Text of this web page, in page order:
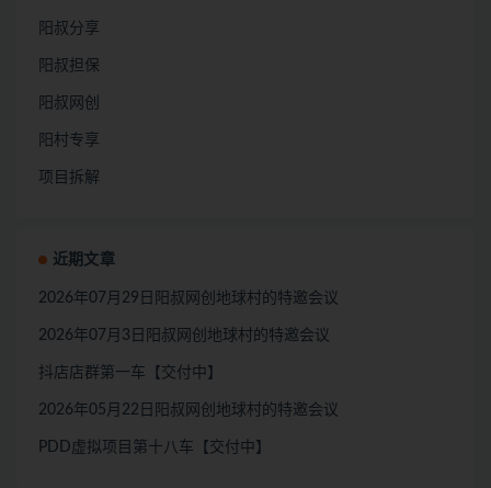
阳叔分享
阳叔担保
阳叔网创
阳村专享
项目拆解
近期文章
2026年07月29日阳叔网创地球村的特邀会议
2026年07月3日阳叔网创地球村的特邀会议
抖店店群第一车【交付中】
2026年05月22日阳叔网创地球村的特邀会议
PDD虚拟项目第十八车【交付中】